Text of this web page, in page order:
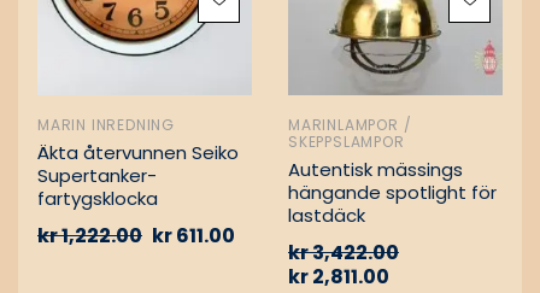
MARIN INREDNING
Äkta återvunnen Seiko
Supertanker-
fartygsklocka
kr1,222.00 kr611.00
MARINLAMPOR /
SKEPPSLAMPOR
Autentisk mässings
hängande spotlight för
lastdäck
kr3,422.00
kr2,811.00